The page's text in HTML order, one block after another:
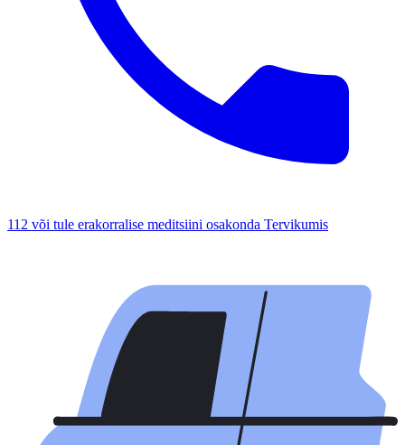
112 või tule erakorralise meditsiini osakonda Tervikumis